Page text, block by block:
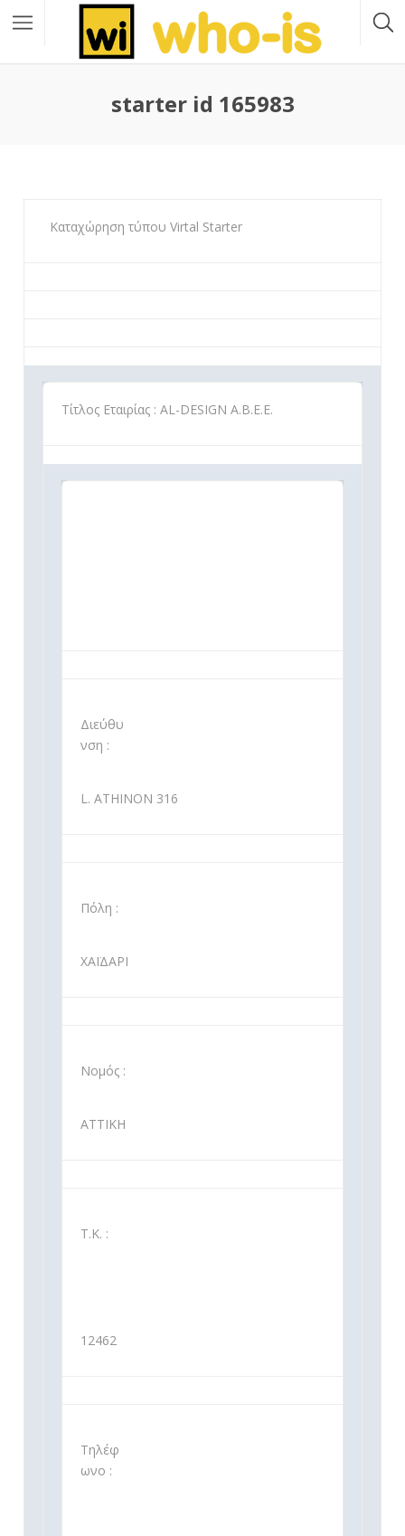
starter id 165983
Καταχώρηση τύπου Virtal Starter
Τίτλος Εταιρίας : AL-DESIGN A.B.E.E.
Διεύθυ
νση :
L. ATHINON 316
Πόλη :
ΧΑΪΔΑΡΙ
Νομός :
ΑΤΤΙΚΗ
Τ.Κ. :
12462
Τηλέφ
ωνο :